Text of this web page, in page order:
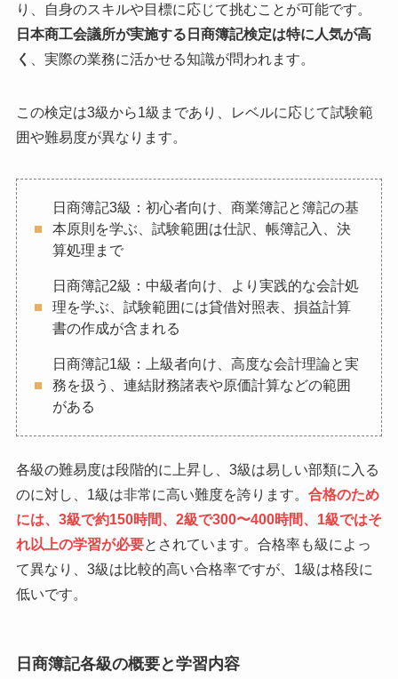
り、自身のスキルや目標に応じて挑むことが可能です。
日本商工会議所が実施する日商簿記検定は特に人気が高
く
、実際の業務に活かせる知識が問われます。
この検定は3級から1級まであり、レベルに応じて試験範
囲や難易度が異なります。
日商簿記3級：初心者向け、商業簿記と簿記の基
本原則を学ぶ、試験範囲は仕訳、帳簿記入、決
算処理まで
日商簿記2級：中級者向け、より実践的な会計処
理を学ぶ、試験範囲には貸借対照表、損益計算
書の作成が含まれる
日商簿記1級：上級者向け、高度な会計理論と実
務を扱う、連結財務諸表や原価計算などの範囲
がある
各級の難易度は段階的に上昇し、3級は易しい部類に入る
のに対し、1級は非常に高い難度を誇ります。 合格のため
には、3級で約150時間、2級で300〜400時間、1級ではそ
れ以上の学習が必要とされています。合格率も級によっ
て異なり、3級は比較的高い合格率ですが、1級は格段に
低いです。
日商簿記各級の概要と学習内容